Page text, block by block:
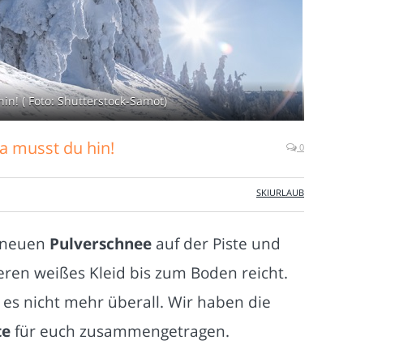
( Foto: Shutterstock-Samot)
musst du hin! 0
SKIURLAUB
Pulverschnee auf der Piste und
weißes Kleid bis zum Boden reicht.
nicht mehr überall. Wir haben die
für euch zusammengetragen.